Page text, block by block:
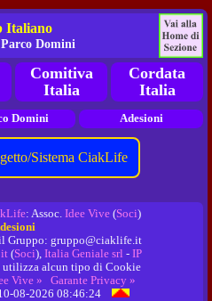
Italiano
Domini
Comitiva
Italia
Cordata
Italia
Domini Adesioni
Sistema CiakLife
: Assoc. Idee Vive(Soci)
Gruppo: gruppo@ciaklife.it
(Soci), Italia Geniale srl - IP
utilizza alcun tipo di Cookie
Vive »
Garante Privacy »
08-2026 08:46:24